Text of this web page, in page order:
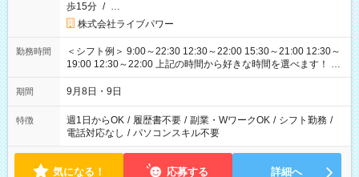
歩15分 / …
株式会社ライブパワー
勤務時間
＜シフト例＞ 9:00～22:30 12:30～22:00 15:30～21:00 12:30～
19:00 12:30～22:00 上記の時間から好きな時間を選べます！ ※
時間は変更となる可能性があります
期間 9月8日・9日
特徴 週1日からOK / 履歴書不要 / 副業・WワークOK / シフト勤務 /
電話対応なし / パソコンスキル不要
気になる！ 応募する 詳細へ